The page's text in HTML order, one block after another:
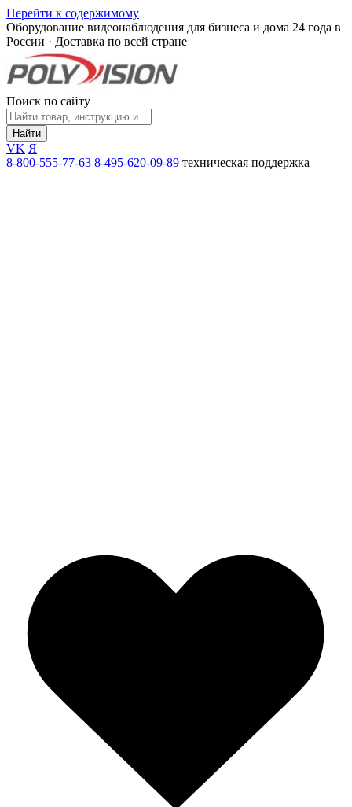
Перейти к содержимому
Оборудование видеонаблюдения для бизнеса и дома 24 года в
России · Доставка по всей стране
Поиск по сайту
Найти
VK Я
8-800-555-77-63 8-495-620-09-89 техническая поддержка